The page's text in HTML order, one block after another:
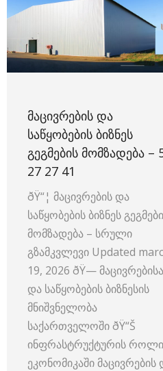
ᲛᲐᲪᲘᲕᲠᲔᲑᲘᲡ ᲓᲐ
ᲡᲐᲬᲧᲝᲑᲔᲑᲘᲡ ᲑᲘᲖᲜᲔᲡ
ᲒᲔᲒᲛᲔᲑᲘᲡ ᲛᲝᲛᲖᲐᲓᲔᲑᲐ –
27 27 41
ðŸ“¦ მაცივრების და
საწყობების ბიზნეს
მომზადება – სრული
გზამკვლევი Updated
19, 2026 ðŸ—️ მაცივრებისა
და საწყობების ბიზნესის
მნიშვნელობა
საქართველოში ðŸ“Š
ინფრასტრუქტურის როლი
ეკონომიკაში მაცივრების